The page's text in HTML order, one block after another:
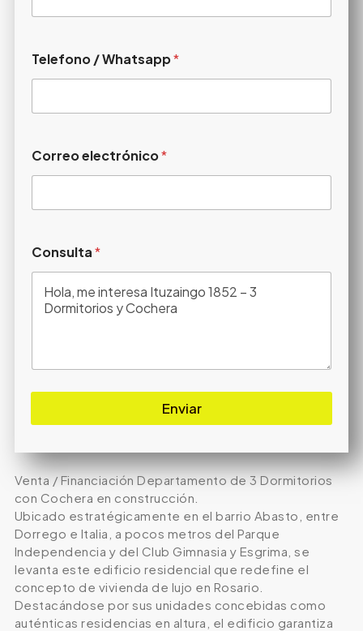
Telefono / Whatsapp*
Correo electrónico*
Consulta*
Enviar
Venta / Financiación Departamento de 3 Dormitorios
con Cochera en construcción.
Ubicado estratégicamente en el barrio Abasto, entre
Dorrego e Italia, a pocos metros del Parque
Independencia y del Club Gimnasia y Esgrima, se
levanta este edificio residencial que redefine el
concepto de vivienda de lujo en Rosario.
Destacándose por sus unidades concebidas como
auténticas residencias en altura, el edificio garantiza